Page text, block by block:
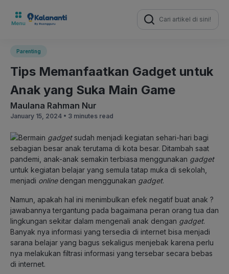
Search
for:
Parenting
Tips Memanfaatkan Gadget untuk
Anak yang Suka Main Game
Maulana Rahman Nur
January 15, 2024 • 3 minutes read
Bermain gadgetsudah menjadi kegiatan sehari-hari bagi
sebagian besar anak terutama di kota besar. Ditambah saat
pandemi, anak-anak semakin terbiasa menggunakan gadget
untuk kegiatan belajar yang semula tatap muka di sekolah,
menjadi onlinedengan menggunakan gadget.
Namun, apakah hal ini menimbulkan efek negatif buat anak ?
jawabannya tergantung pada bagaimana peran orang tua dan
lingkungan sekitar dalam mengenali anak dengan gadget.
Banyak nya informasi yang tersedia di internet bisa menjadi
sarana belajar yang bagus sekaligus menjebak karena perlu
nya melakukan filtrasi informasi yang tersebar secara bebas
di internet.